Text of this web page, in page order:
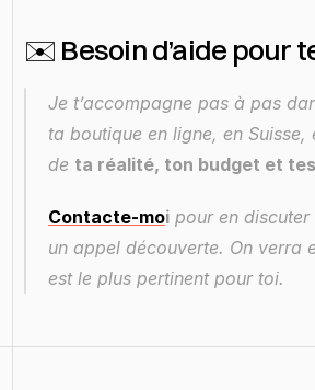
✉️ Besoin d’aide pour
Je t’accompagne pas à pas
ta boutique en ligne, en Suisse,
de ta réalité, ton budget et
Contacte-moi pour en
un appel découverte. On verra
est le plus pertinent pour toi.